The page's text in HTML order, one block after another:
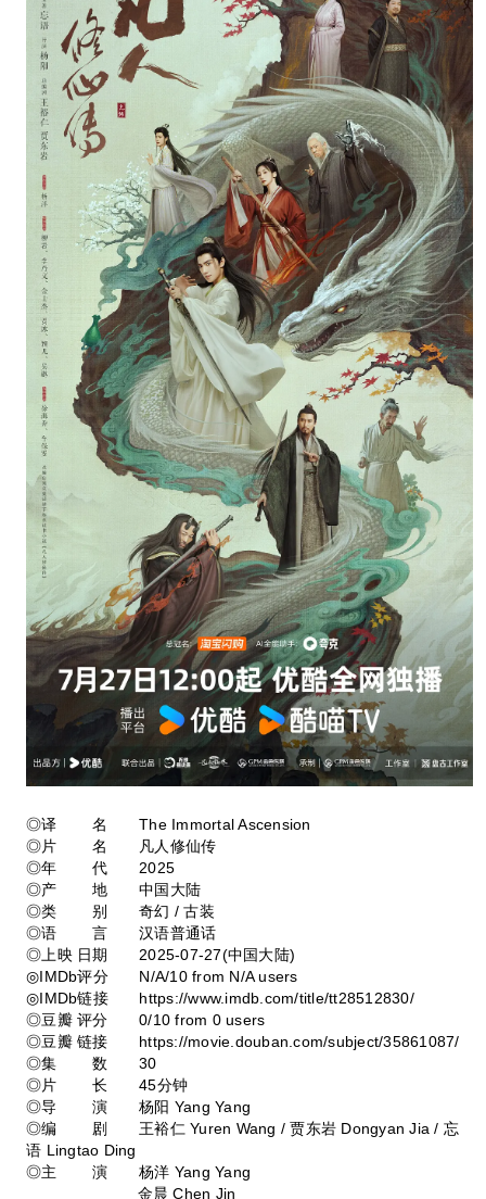
◎译 名 The Immortal Ascension
◎片 名 凡人修仙传
◎年 代 2025
◎产 地 中国大陆
◎类 别 奇幻 / 古装
◎语 言 汉语普通话
◎上映 日期 2025-07-27(中国大陆)
◎IMDb评分 N/A/10 from N/A users
◎IMDb链接 https://www.imdb.com/title/tt28512830/
◎豆瓣 评分 0/10 from 0 users
◎豆瓣 链接 https://movie.douban.com/subject/35861087/
◎集 数 30
◎片 长 45分钟
◎导 演 杨阳 Yang Yang
◎编 剧 王裕仁 Yuren Wang / 贾东岩 Dongyan Jia / 忘
语 Lingtao Ding
◎主 演 杨洋 Yang Yang
金晨 Chen Jin